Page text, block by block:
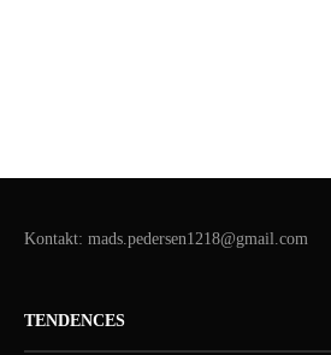
Kontakt: mads.pedersen1218@gmail.com
TENDENCES